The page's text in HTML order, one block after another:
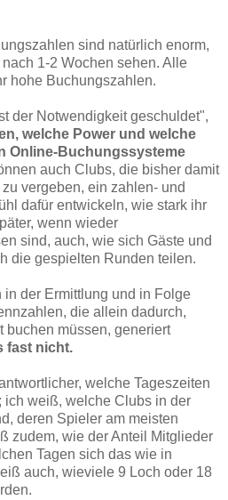
sind natürlich enorm,
1-2 Wochen sehen. Alle
hohe Buchungszahlen.
der Notwendigkeit geschuldet",
welche Power und welche
Online-Buchungssysteme
auch Clubs, die bisher damit
vergeben, ein zahlen- und
dafür entwickeln, wie stark ihr
wenn wieder
sind, auch, wie sich Gäste und
die gespielten Runden teilen.
der Ermittlung und in Folge
die allein dadurch,
müssen, generiert
fast nicht.
welche Tageszeiten
ich weiß, welche Clubs in der
deren Spieler am meisten
zudem, wie der Anteil Mitglieder
Tagen sich das wie in
auch, wieviele 9 Loch oder 18